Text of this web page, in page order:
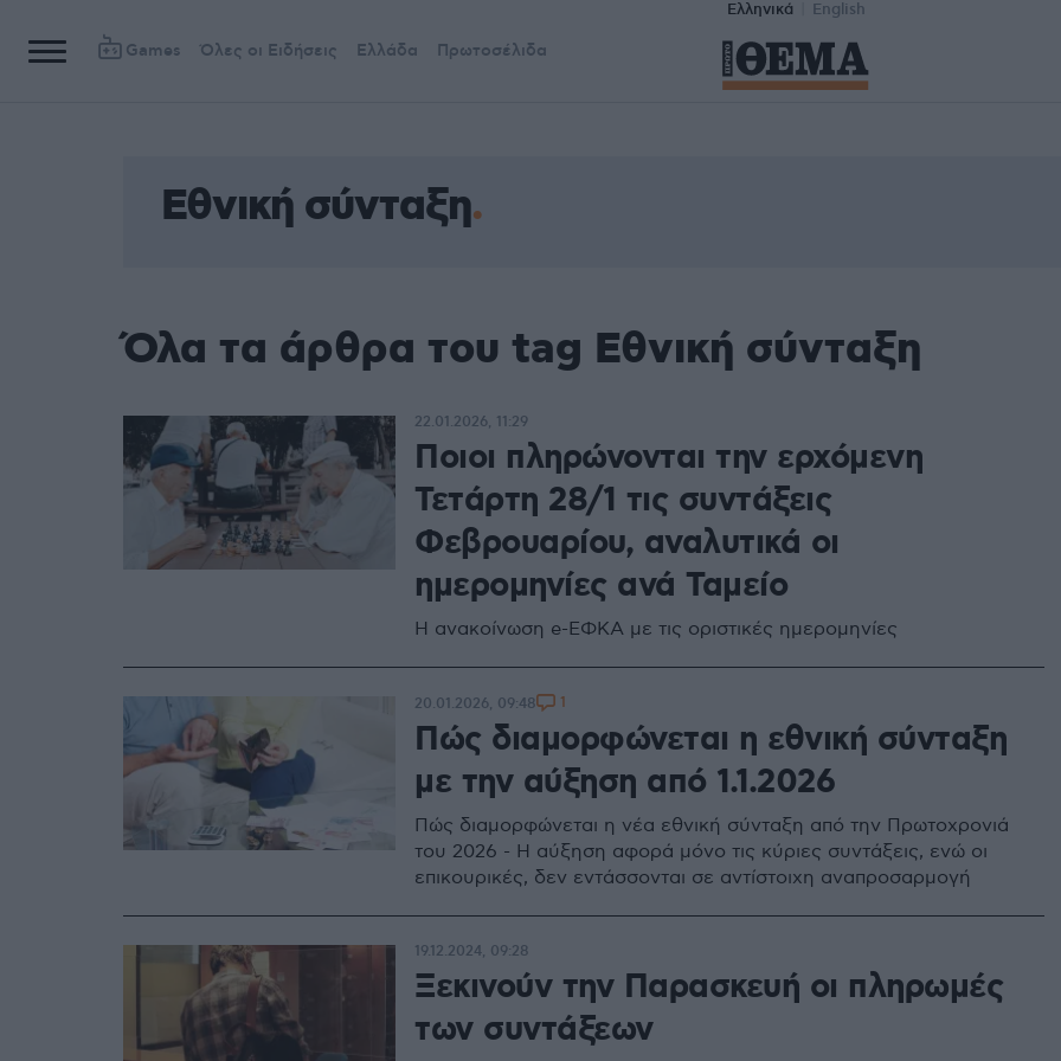
Ελληνικά English
Games Όλες οι Ειδήσεις Ελλάδα Πρωτοσέλιδα
Εθνική σύνταξη
Όλα τα άρθρα του tag Εθνική σύνταξη
Ποιοι πληρώνονται την ερχόμενη
Τετάρτη 28/1 τις συντάξεις
Φεβρουαρίου, αναλυτικά οι
ημερομηνίες ανά Ταμείο
Η ανακοίνωση e-ΕΦΚΑ με τις οριστικές ημερομηνίες
22.01.2026, 11:29
Πώς διαμορφώνεται η εθνική σύνταξη
με την αύξηση από 1.1.2026
Πώς διαμορφώνεται η νέα εθνική σύνταξη από την Πρωτοχρονιά
του 2026 - Η αύξηση αφορά μόνο τις κύριες συντάξεις, ενώ οι
επικουρικές, δεν εντάσσονται σε αντίστοιχη αναπροσαρμογή
20.01.2026, 09:48 1
Ξεκινούν την Παρασκευή οι πληρωμές
των συντάξεων
19.12.2024, 09:28